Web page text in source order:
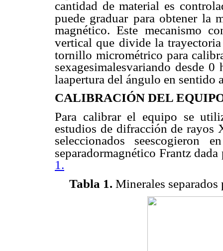
cantidad de material es
puede graduar para obtener la
magnético. Este mecanismo
vertical que divide la
tornillo micrométrico para
sexagesimalesvariando desde
laapertura del ángulo en sentido
CALIBRACIÓN DEL
Para calibrar el equipo se
estudios de difracción de rayos
seleccionados
separadormagnético Frantz
1.
Tabla 1. Minerales separados